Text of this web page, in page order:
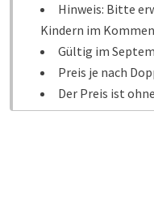
Hinweis: Bitte
Kindern im
Gültig im
Preis je nach
Der Preis ist